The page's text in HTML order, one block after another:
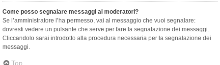
Come posso segnalare messaggi ai moderatori?
Se l’amministratore l’ha permesso, vai al messaggio che vuoi segnalare:
dovresti vedere un pulsante che serve per fare la segnalazione dei messaggi.
Cliccandolo sarai introdotto alla procedura necessaria per la segnalazione dei
messaggi.
Top